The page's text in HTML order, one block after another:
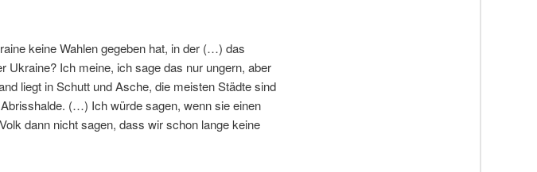
keine Wahlen gegeben hat, in der (…) das
Ukraine? Ich meine, ich sage das nur ungern, aber
liegt in Schutt und Asche, die meisten Städte sind
(…) Ich würde sagen, wenn sie einen
dann nicht sagen, dass wir schon lange keine